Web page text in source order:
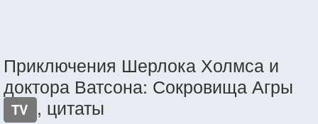
Приключения Шерлока Холмса и
доктора Ватсона: Сокровища Агры
TV , цитаты